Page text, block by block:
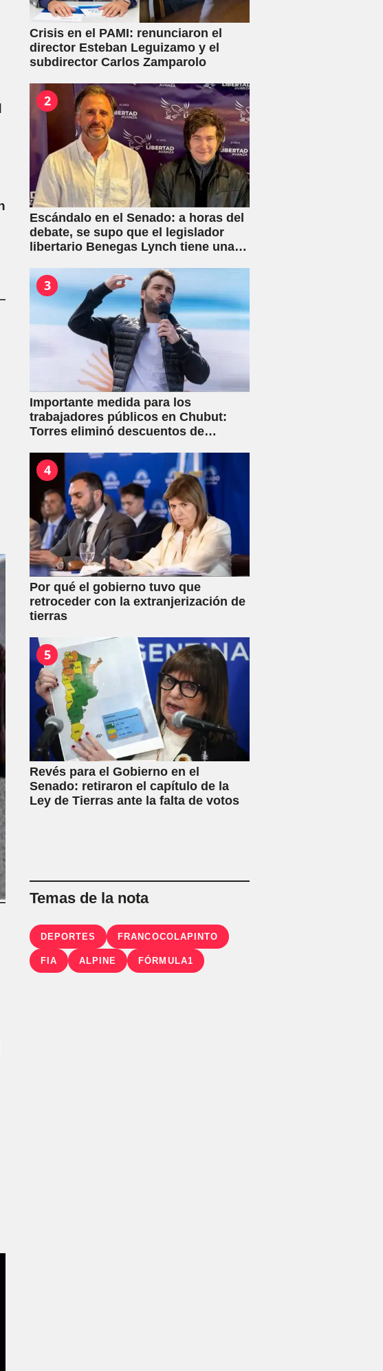
Crisis en el PAMI: renunciaron el
director Esteban Leguizamo y el
subdirector Carlos Zamparolo
2
Escándalo en el Senado: a horas del
debate, se supo que el legislador
libertario Benegas Lynch tiene una
venta de tierras a extranjeros
3
Importante medida para los
trabajadores públicos en Chubut:
Torres eliminó descuentos de
4
Por qué el gobierno tuvo que
retroceder con la extranjerización de
tierras
5
Revés para el Gobierno en el
Senado: retiraron el capítulo de la
Ley de Tierras ante la falta de votos
Temas de la nota
DEPORTES FRANCOCOLAPINTO
FIA ALPINE FÓRMULA1